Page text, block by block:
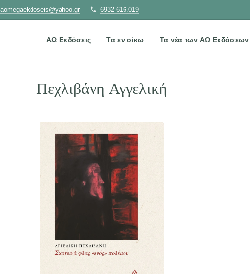
aomegaekdoseis@yahoo.gr 6932 616.019
ΑΩ Εκδόσεις Τα εν οίκω Τα νέα των ΑΩ Εκδόσεων
Πεχλιβάνη Αγγελική